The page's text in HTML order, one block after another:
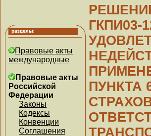
Правовые акты
международные
Правовые акты
Российской
Федерации
Законы
Кодексы
Конвенции
Соглашения
РЕШЕНИЕ
ГКПИ03-
ПУНКТА